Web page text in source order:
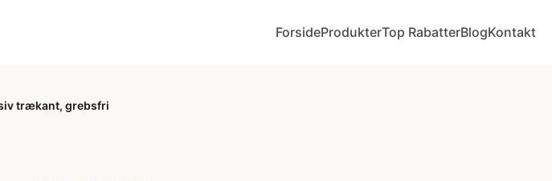
ForsideProdukterTop RabatterBlogKontakt
trækant, grebsfri